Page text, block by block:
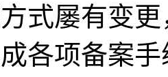
式屡有变
各项备案